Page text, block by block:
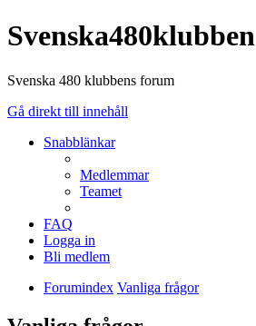
Svenska480klubben
Svenska 480 klubbens forum
Gå direkt till innehåll
Snabblänkar
Medlemmar
Teamet
FAQ
Logga in
Bli medlem
Forumindex Vanliga frågor